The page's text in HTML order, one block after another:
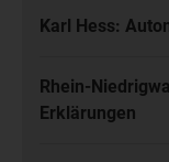
Karl Hess:
Rhein-
Erklärungen